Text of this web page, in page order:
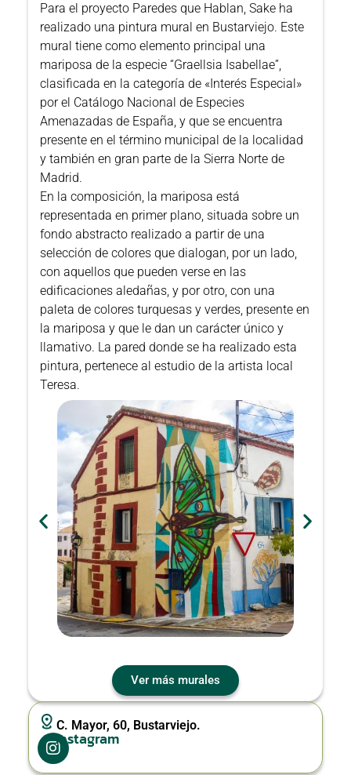
Para el proyecto Paredes que Hablan, Sake ha
realizado una pintura mural en Bustarviejo. Este
mural tiene como elemento principal una
mariposa de la especie “Graellsia Isabellae”,
clasificada en la categoría de «Interés Especial»
por el Catálogo Nacional de Especies
Amenazadas de España, y que se encuentra
presente en el término municipal de la localidad
y también en gran parte de la Sierra Norte de
Madrid.
En la composición, la mariposa está
representada en primer plano, situada sobre un
fondo abstracto realizado a partir de una
selección de colores que dialogan, por un lado,
con aquellos que pueden verse en las
edificaciones aledañas, y por otro, con una
paleta de colores turquesas y verdes, presente en
la mariposa y que le dan un carácter único y
llamativo. La pared donde se ha realizado esta
pintura, pertenece al estudio de la artista local
Teresa.
Ver más murales
C. Mayor, 60, Bustarviejo.
Instagram